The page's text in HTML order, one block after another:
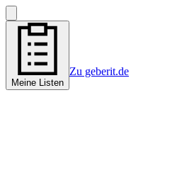
Meine Listen
Zu geberit.de